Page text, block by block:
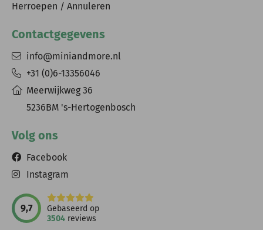
Herroepen / Annuleren
Contactgegevens
info@miniandmore.nl
+31 (0)6-13356046
Meerwijkweg 36
5236BM 's-Hertogenbosch
Volg ons
Facebook
Instagram
9,7
Gebaseerd op
3504 reviews